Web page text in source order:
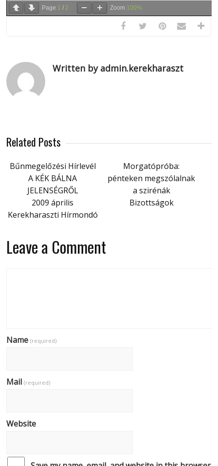
Page 1 / 2 Zoom 100%
Written by admin.kerekharaszt
Related Posts
Bűnmegelőzési Hírlevél
A KÉK BÁLNA
JELENSÉGRŐL
Morgatópróba:
pénteken megszólalnak
a szirénák
2009 április
Kerekharaszti Hírmondó
Bizottságok
Leave a Comment
Name(required)
Mail(required)
Website